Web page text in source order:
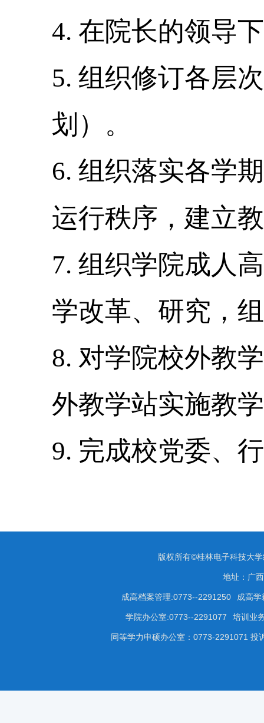
4. 在院长的领导
5. 组织修订各层
划）。
6. 组织落实各学
运行秩序，建立
7. 组织学院成人
学改革、研究，
8. 对学院校外教
外教学站实施教
9. 完成校党委、
版权所有©桂林电子科技大
地址：广
成高档案管理:0773--2291250 成高
学院办公室:0773--2291077 培训业
同等学力申硕办公室：0773-2291071